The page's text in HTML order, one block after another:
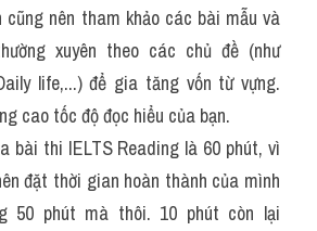
cũng nên tham khảo các bài mẫu và
xuyên theo các chủ đề (như
life,...) để gia tăng vốn từ vựng.
cao tốc độ đọc hiểu của bạn.
bài thi IELTS Reading là 60 phút, vì
đặt thời gian hoàn thành của mình
50 phút mà thôi. 10 phút còn lại